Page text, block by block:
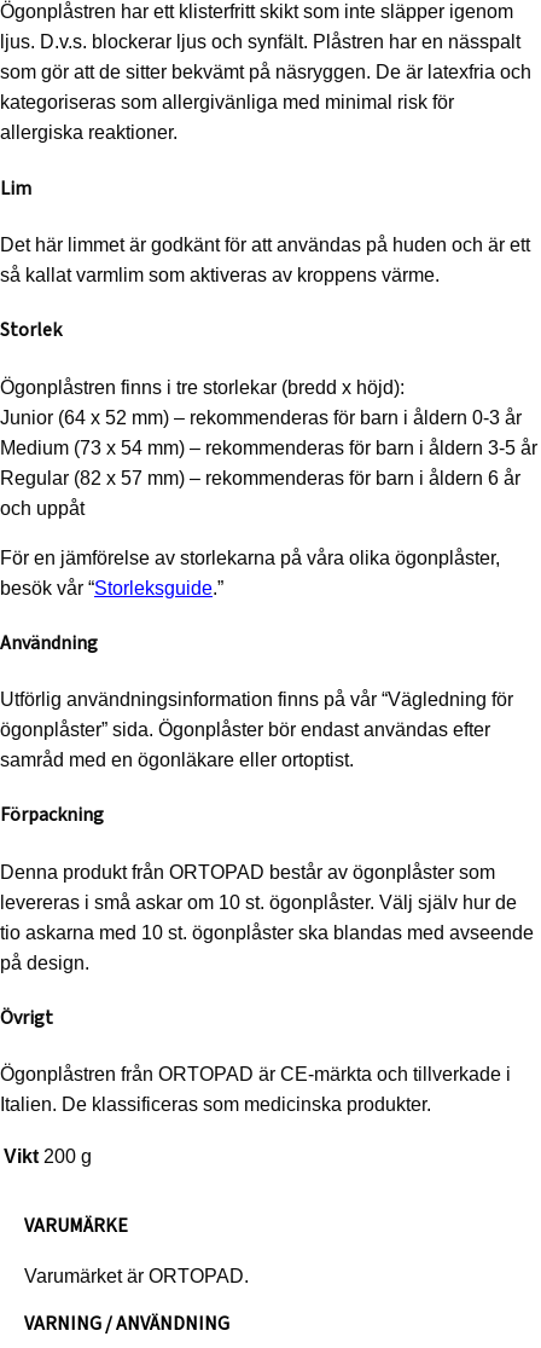
Ögonplåstren har ett klisterfritt skikt som inte släpper igenom
ljus. D.v.s. blockerar ljus och synfält. Plåstren har en nässpalt
som gör att de sitter bekvämt på näsryggen. De är latexfria och
kategoriseras som allergivänliga med minimal risk för
allergiska reaktioner.
Lim
Det här limmet är godkänt för att användas på huden och är ett
så kallat varmlim som aktiveras av kroppens värme.
Storlek
Ögonplåstren finns i tre storlekar (bredd x höjd):
Junior (64 x 52 mm) – rekommenderas för barn i åldern 0-3 år
Medium (73 x 54 mm) – rekommenderas för barn i åldern 3-5 år
Regular (82 x 57 mm) – rekommenderas för barn i åldern 6 år
och uppåt
För en jämförelse av storlekarna på våra olika ögonplåster,
besök vår “Storleksguide.”
Användning
Utförlig användningsinformation finns på vår “Vägledning för
ögonplåster” sida. Ögonplåster bör endast användas efter
samråd med en ögonläkare eller ortoptist.
Förpackning
Denna produkt från ORTOPAD består av ögonplåster som
levereras i små askar om 10 st. ögonplåster. Välj själv hur de
tio askarna med 10 st. ögonplåster ska blandas med avseende
på design.
Övrigt
Ögonplåstren från ORTOPAD är CE-märkta och tillverkade i
Italien. De klassificeras som medicinska produkter.
Vikt 200 g
VARUMÄRKE
Varumärket är ORTOPAD.
VARNING / ANVÄNDNING